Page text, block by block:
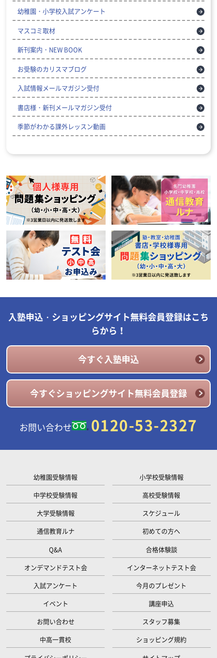
幼稚園・小学校入試アンケート
マスコミ取材
新刊案内・NEW BOOK
お受験のカリスマブログ
入試情報メールマガジン受付
書店様・新刊メールマガジン受付
季節がわかる課外レッスン動画
入塾申込・ショッピングサイト無料会員登録はこち
らから！
今すぐ入塾申込
今すぐショッピングサイト無料会員登録
お問い合わせ 0120-53-2327
幼稚園受験情報
小学校受験情報
中学校受験情報
高校受験情報
大学受験情報
スケジュール
通信教育ルナ
初めての方へ
Q&A
合格体験談
オンデマンドテスト会
インターネットテスト会
入試アンケート
今月のプレゼント
イベント
講座申込
お問い合わせ
スタッフ募集
中高一貫校
ショッピング規約